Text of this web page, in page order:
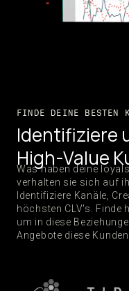
FINDE DEINE BESTEN
Identifiziere
High-Value
Was haben deine
verhalten sie sich auf
Identifiziere Kanäle,
höchsten CLV's. Finde
um in diese
Angebote diese